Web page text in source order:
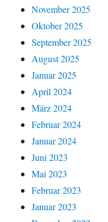
November 2025
Oktober 2025
September 2025
August 2025
Januar 2025
April 2024
März 2024
Februar 2024
Januar 2024
Juni 2023
Mai 2023
Februar 2023
Januar 2023